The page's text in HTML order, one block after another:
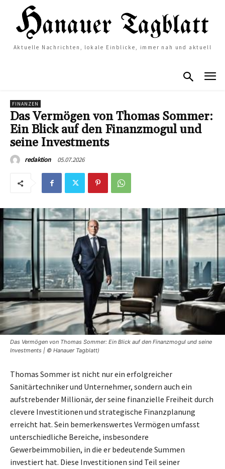
Aktuelle Nachrichten, lokale Einblicke, immer nah und aktuell
FINANZEN
Das Vermögen von Thomas Sommer:
Ein Blick auf den Finanzmogul und
seine Investments
redaktion 05.07.2026
Das Vermögen von Thomas Sommer: Ein Blick auf den Finanzmogul und seine
Investments | © Hanauer Tagblatt)
Thomas Sommer ist nicht nur ein erfolgreicher
Sanitärtechniker und Unternehmer, sondern auch ein
aufstrebender Millionär, der seine finanzielle Freiheit durch
clevere Investitionen und strategische Finanzplanung
erreicht hat. Sein bemerkenswertes Vermögen umfasst
unterschiedliche Bereiche, insbesondere
Gewerbeimmobilien, in die er bedeutende Summen
investiert hat. Diese Investitionen sind Teil seiner